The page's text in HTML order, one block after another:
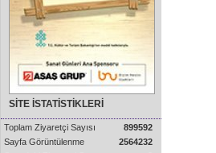
SİTE İSTATİSTİKLERİ
Toplam Ziyaretçi Sayısı
899592
Sayfa Görüntülenme
2564232